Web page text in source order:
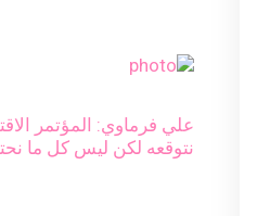
علي فرماوي: المؤتمر
نتوقعه لكن ليس كل ما